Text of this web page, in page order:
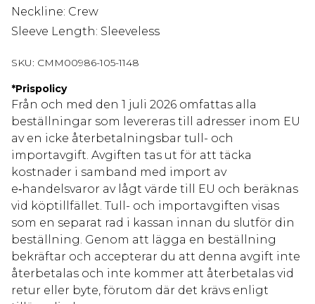
Neckline: Crew
Sleeve Length: Sleeveless
SKU: CMM00986-105-1148
*Prispolicy
Från och med den 1 juli 2026 omfattas alla
beställningar som levereras till adresser inom EU
av en icke återbetalningsbar tull- och
importavgift. Avgiften tas ut för att täcka
kostnader i samband med import av
e‑handelsvaror av lågt värde till EU och beräknas
vid köptillfället. Tull- och importavgiften visas
som en separat rad i kassan innan du slutför din
beställning. Genom att lägga en beställning
bekräftar och accepterar du att denna avgift inte
återbetalas och inte kommer att återbetalas vid
retur eller byte, förutom där det krävs enligt